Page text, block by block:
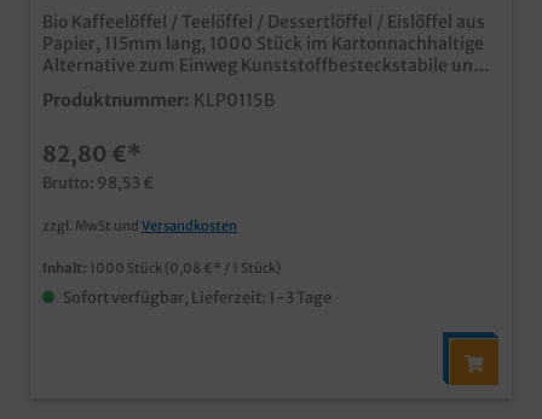
Bio Kaffeelöffel / Teelöffel / Dessertlöffel / Eislöffel aus
Papier, 115mm lang, 1000 Stück im Kartonnachhaltige
Alternative zum Einweg Kunststoffbesteckstabile und
günstige Einweglösungbiologisch abbaubar und SUPD
konformfür verschiedene Bereiche in Gastronomie,
Produktnummer: KLP0115B
82,80 €*
Brutto: 98,53 €
zzgl. MwSt und Versandkosten
Inhalt: 1000 Stück (0,08 €* / 1 Stück)
Sofort verfügbar, Lieferzeit: 1-3 Tage